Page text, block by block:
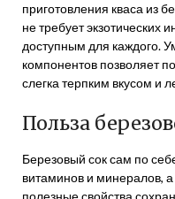
приготовления кваса из
не требует экзотических
доступным для каждого.
компонентов позволяет
слегка терпким вкусом и
Польза
Березовый сок сам по
витаминов и минералов,
полезные свойства